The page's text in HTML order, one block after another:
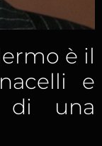
è il
e
di una